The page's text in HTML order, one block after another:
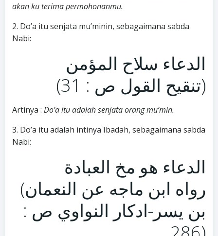
akan ku terima permohonanmu.
2. Do’a itu senjata mu’minin, sebagaimana sabda
Nabi:
الدعاء سلاح المؤمن
(تنقيح القول ص : 31)
Artinya : Do’a itu adalah senjata orang mu’min.
3. Do’a itu adalah intinya Ibadah, sebagaimana sabda
Nabi:
الدعاء هو مخ العبادة
(رواه ابن ماجه عن النعمان
بن يسر-ادكار النواوي ص :